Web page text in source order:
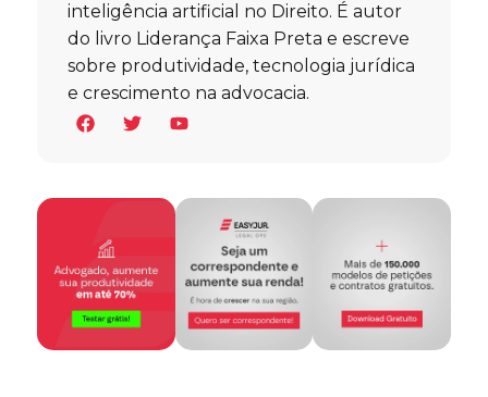
inteligência artificial no Direito. É autor
do livro Liderança Faixa Preta e escreve
sobre produtividade, tecnologia jurídica
e crescimento na advocacia.